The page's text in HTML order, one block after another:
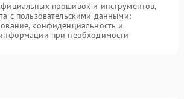
прошивок и инструментов,
с пользовательскими данными:
конфиденциальность и
при необходимости